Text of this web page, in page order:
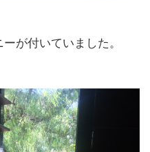
が付いていました。